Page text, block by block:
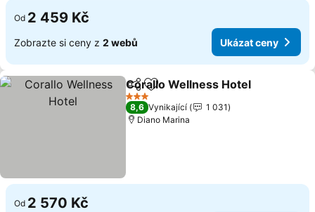
Od 2 459 Kč
Zobrazte si ceny z 2 webů Ukázat ceny
SdíletPřidat na seznam oblíbených
Corallo Wellness Hotel
3 Počet hvězdiček
8,6 Vynikající
1 031
Diano Marina
Od 2 570 Kč